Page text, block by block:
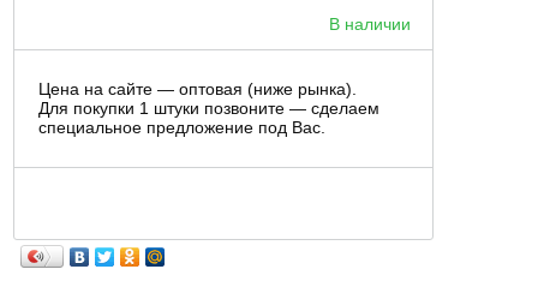
В наличии
Цена на сайте — оптовая (ниже рынка).
Для покупки 1 штуки позвоните — сделаем
специальное предложение под Вас.